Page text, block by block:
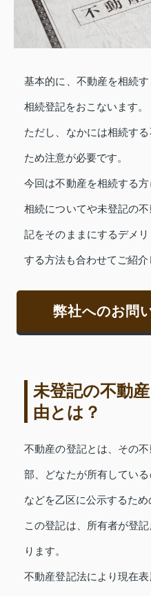
基本的に、不動産を相続
相続登記をおこないます。
ただし、なかには相続す
ため注意が必要です。
今回は不動産を相続する
相続についてや未登記の
記をそのままにするデメ
する方法も合わせてご紹介
弊社へのお問
未登記の不動
由とは？
不動産の登記とは、その
部、どなたが所有してい
などを乙区に公示するため
この登記は、所有者が登
ります。
不動産登記法により現在